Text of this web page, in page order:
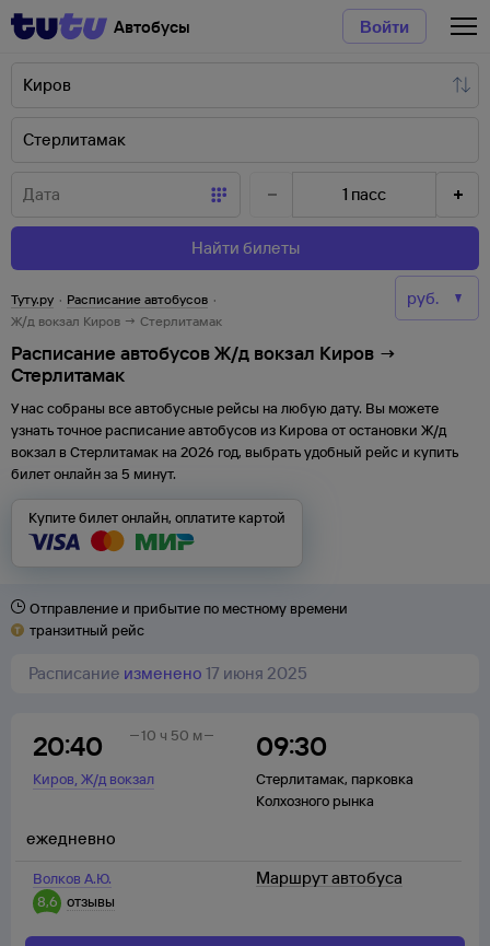
Автобусы Войти
1 пасс
Найти билеты
Туту.ру · Расписание автобусов ·
Ж/д вокзал Киров → Стерлитамак
Расписание автобусов Ж/д вокзал Киров →
Стерлитамак
У нас собраны все автобусные рейсы на любую дату. Вы можете
узнать точное расписание автобусов из Кирова отостановки Ж/д
вокзал в Стерлитамак на 2026 год, выбрать удобный рейс и купить
билет онлайн за 5 минут.
Купите билет онлайн, оплатите картой
Отправление и прибытие по местному времени
транзитный рейс
Расписание изменено 17 июня 2025
20:40
Киров,Ж/д вокзал
09:30
Стерлитамак, парковка
Колхозного рынка
10 ч 50 м
Волков А.Ю.
8,6 отзывы
ежедневно
Маршрут автобуса